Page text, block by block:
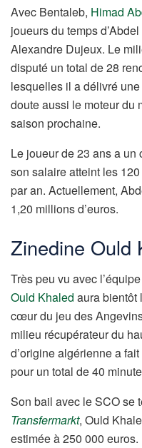
Avec Bentaleb, Himad
joueurs du temps
Alexandre Dujeux. Le
disputé un total de 28
lesquelles il a délivré
doute aussi le moteur du
saison prochaine.
Le joueur de 23 ans a un
son salaire atteint les
par an. Actuellement,
1,20 millions d’euros.
Zinedine Ould
Très peu vu avec
Ould Khaled aura bientôt
cœur du jeu des
milieu récupérateur du
d’origine algérienne a
pour un total de 40
Son bail avec le SCO se
Transfermarkt, Ould
estimée à 250 000